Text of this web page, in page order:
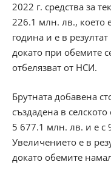
2022 г. средства за
226.1 млн. лв., което
година и е в
докато при обемите
отбелязват от НСИ.
Брутната добавена
създадена в селското
5 677.1 млн. лв. и е с
Увеличението е в
докато обемите